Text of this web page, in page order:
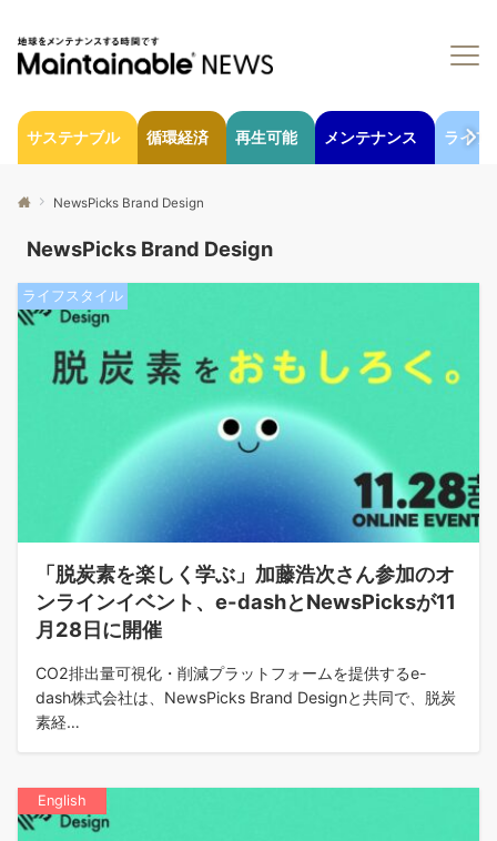
サステナブル 循環経済 再生可能 メンテナンス ライフ
NewsPicks Brand Design
NewsPicks Brand Design
ライフスタイル
「脱炭素を楽しく学ぶ」加藤浩次さん参加のオ
ンラインイベント、e-dashとNewsPicksが11
月28日に開催
CO2排出量可視化・削減プラットフォームを提供するe-
dash株式会社は、NewsPicks Brand Designと共同で、脱炭
素経…
English